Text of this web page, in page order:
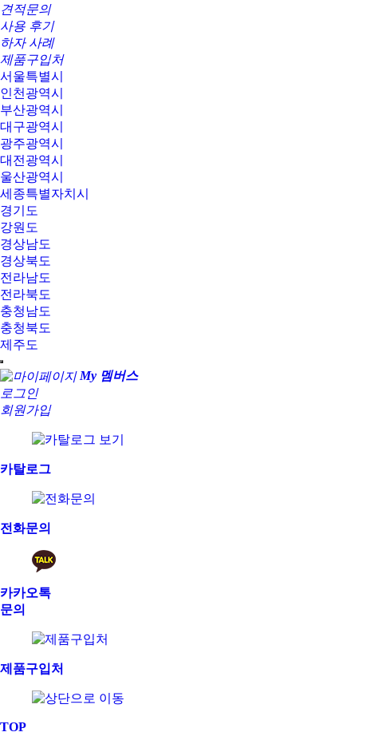
견적문의
사용 후기
하자 사례
제품구입처
서울특별시
인천광역시
부산광역시
대구광역시
광주광역시
대전광역시
울산광역시
세종특별자치시
경기도
강원도
경상남도
경상북도
전라남도
전라북도
충청남도
충청북도
제주도
My 멤버스
로그인
회원가입
카탈로그
전화문의
카카오톡
문의
제품구입처
TOP